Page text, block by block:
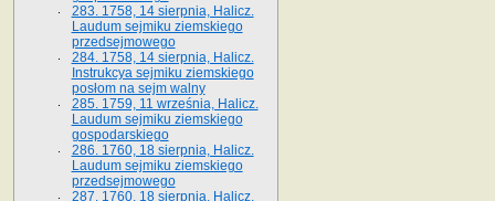
283. 1758, 14 sierpnia, Halicz.
Laudum sejmiku ziemskiego
przedsejmowego
284. 1758, 14 sierpnia, Halicz.
Instrukcya sejmiku ziemskiego
posłom na sejm walny
285. 1759, 11 września, Halicz.
Laudum sejmiku ziemskiego
gospodarskiego
286. 1760, 18 sierpnia, Halicz.
Laudum sejmiku ziemskiego
przedsejmowego
287. 1760, 18 sierpnia, Halicz.